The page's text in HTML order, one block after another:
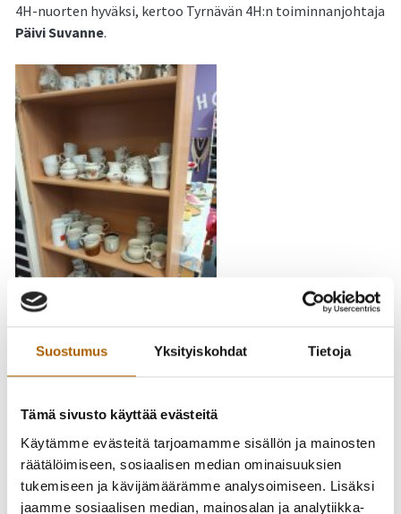
Suostumus Yksityiskohdat Tietoja
Tämä sivusto käyttää evästeitä
Käytämme evästeitä tarjoamamme sisällön ja mainosten
räätälöimiseen, sosiaalisen median ominaisuuksien
tukemiseen ja kävijämäärämme analysoimiseen. Lisäksi
jaamme sosiaalisen median, mainosalan ja analytiikka-
4H-nuorten hyväksi, kertoo Tyrnävän 4H:n toiminnanjohtaja
Päivi Suvanne.